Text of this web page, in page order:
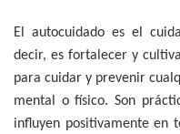
El autocuidado es el
decir, es fortalecer y
para cuidar y prevenir
mental o físico. Son
influyen positivamente en